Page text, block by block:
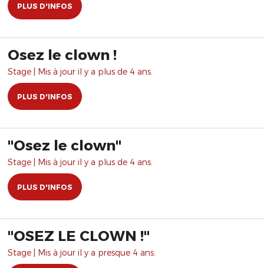
PLUS D'INFOS
Osez le clown !
Stage | Mis à jour il y a plus de 4 ans.
PLUS D'INFOS
"Osez le clown"
Stage | Mis à jour il y a plus de 4 ans.
PLUS D'INFOS
​"OSEZ LE CLOWN !"
Stage | Mis à jour il y a presque 4 ans.